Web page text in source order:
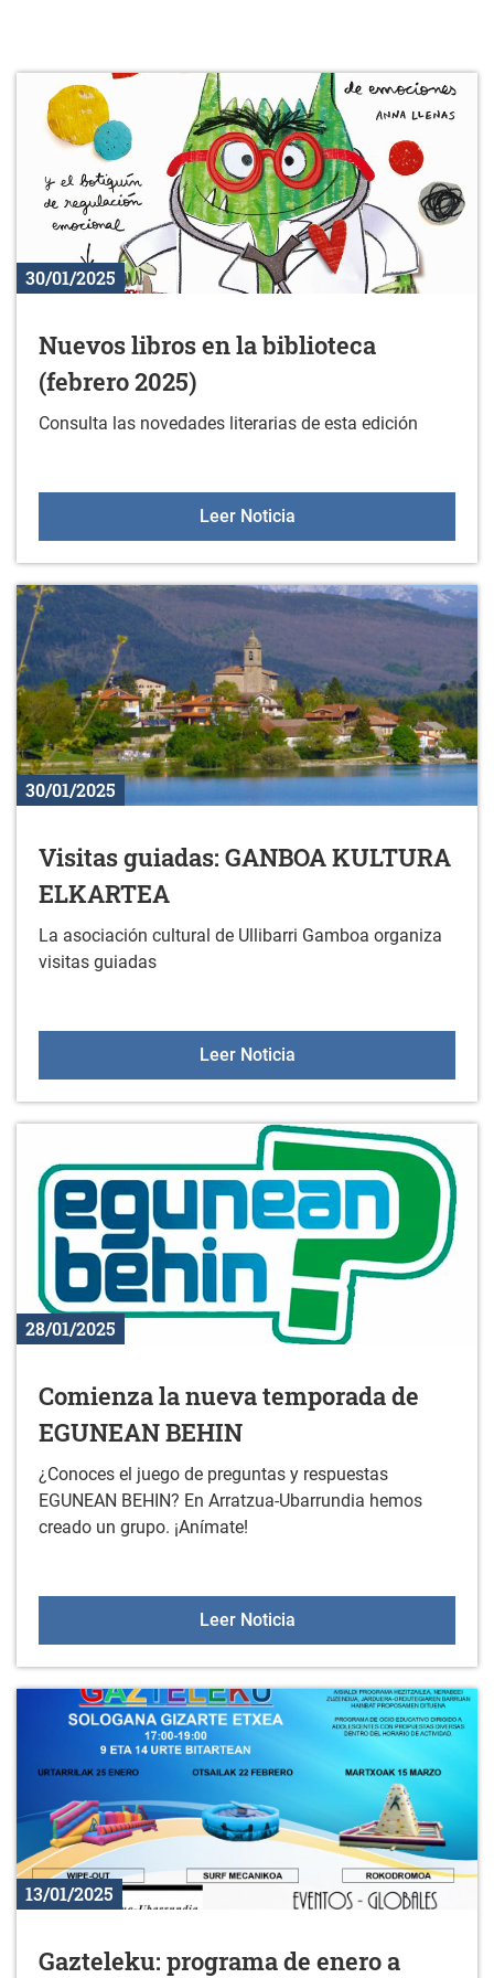
30/01/2025
Nuevos libros en la biblioteca
(febrero 2025)
Consulta las novedades literarias de esta edición
Leer NoticiaNuevos libros en la
30/01/2025
Visitas guiadas: GANBOA KULTURA
ELKARTEA
La asociación cultural de Ullibarri Gamboa organiza
visitas guiadas
Leer NoticiaVisitas guiadas:
28/01/2025
Comienza la nueva temporada de
EGUNEAN BEHIN
¿Conoces el juego de preguntas y respuestas
EGUNEAN BEHIN? En Arratzua-Ubarrundia hemos
creado un grupo. ¡Anímate!
Leer NoticiaComienza la nueva
13/01/2025
Gazteleku: programa de enero a